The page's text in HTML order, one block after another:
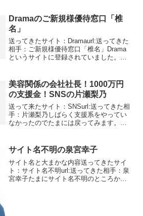
ッセージかという...
Dramaのご新規様優待窓口「椎
名」
送ってきたサイト：Dramaurl:送ってきた
相手：ご新規様優待窓口「椎名」Drama
というサイトに登録されていました。新
イトで現在は30920ポイントあります。要
する...
美容関係の会社社長！1000万円
の支援金！SNSの片瀬梨乃
送って来たサイト：SNSurl:送ってきた相
手：片瀬梨乃しばらく支援系をやってい
なかったのでたまには戻ってみます。
です。1000万円の無条件支援という形で
す。その片瀬...
サイト名不明の泉宮幸子
サイト名と大まかな内容送ってきたサイ
ト：サイト名不明url:送ってきた相手：泉
宮幸子たまにサイト名不明のところから